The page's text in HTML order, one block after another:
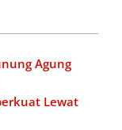
Agung
Lewat